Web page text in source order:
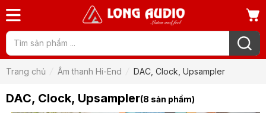
Trang chủ Âm thanh Hi-End DAC, Clock, Upsampler
DAC, Clock, Upsampler(8 sản phẩm)